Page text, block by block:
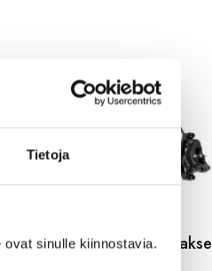
Tietoja
sinulle kiinnostavia.
LEVYJARRU taakse